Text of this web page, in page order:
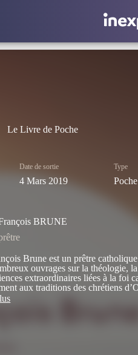
Le Livre de Poche
Date de sortie
4 Mars 2019
Type
Poche
BRUNE
Brune est un prêtre
ouvrages sur la théologie,
extraordinaires liées à la foi
aux traditions des chrétiens
de tout surnaturel (les